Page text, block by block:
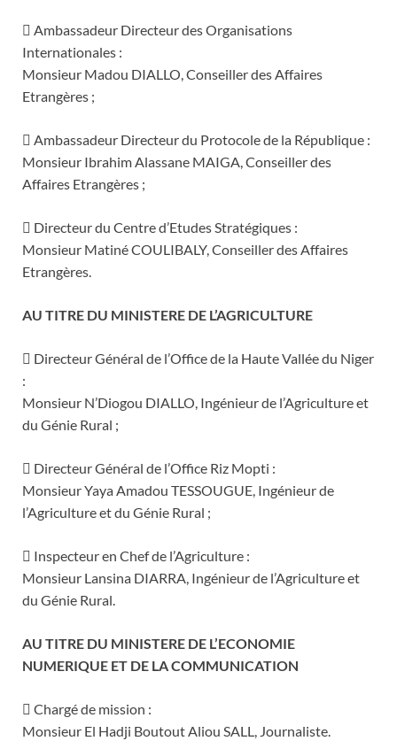
 Ambassadeur Directeur des Organisations
Internationales :
Monsieur Madou DIALLO, Conseiller des Affaires
Etrangères ;
 Ambassadeur Directeur du Protocole de la République :
Monsieur Ibrahim Alassane MAIGA, Conseiller des
Affaires Etrangères ;
 Directeur du Centre d’Etudes Stratégiques :
Monsieur Matiné COULIBALY, Conseiller des Affaires
Etrangères.
AU TITRE DU MINISTERE DE L’AGRICULTURE
 Directeur Général de l’Office de la Haute Vallée du Niger
:
Monsieur N’Diogou DIALLO, Ingénieur de l’Agriculture et
du Génie Rural ;
 Directeur Général de l’Office Riz Mopti :
Monsieur Yaya Amadou TESSOUGUE, Ingénieur de
l’Agriculture et du Génie Rural ;
 Inspecteur en Chef de l’Agriculture :
Monsieur Lansina DIARRA, Ingénieur de l’Agriculture et
du Génie Rural.
AU TITRE DU MINISTERE DE L’ECONOMIE
NUMERIQUE ET DE LA COMMUNICATION
 Chargé de mission :
Monsieur El Hadji Boutout Aliou SALL, Journaliste.